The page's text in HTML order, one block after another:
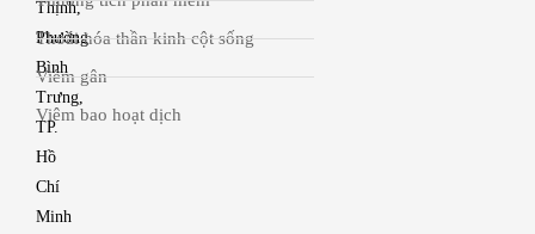
Thịnh,
Phường
Bình
Trưng,
TP.
Hồ
Chí
Minh
Thoái hóa thần kinh cột sống
Viêm gân
Viêm bao hoạt dịch